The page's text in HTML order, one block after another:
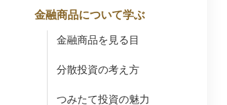
金融商品について学ぶ
金融商品を見る目
分散投資の考え方
つみたて投資の魅力